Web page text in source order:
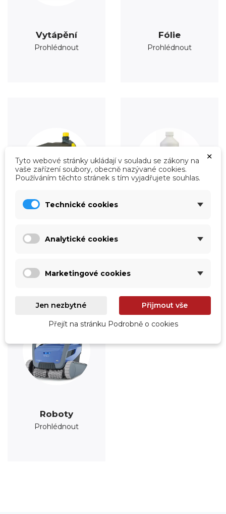
Vytápění
Prohlédnout
Fólie
Prohlédnout
Prohlédnout
Roboty
Prohlédnout
×
Tyto webové stránky ukládají v souladu se zákony na
vaše zařízení soubory, obecně nazývané cookies.
Používáním těchto stránek s tím vyjadřujete souhlas.
Technické cookies
Analytické cookies
Marketingové cookies
Jen nezbytné Přijmout vše
Přejít na stránku Podrobně o cookies